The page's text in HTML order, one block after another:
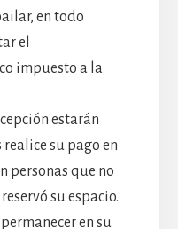
en todo
el
impuesto a la
estarán
su pago en
personas que no
su espacio.
en su